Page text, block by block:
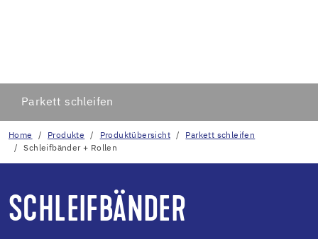
Parkett schleifen
Home Produkte Produktübersicht
Parkett schleifen
Schleifbänder + Rollen
SCHLEIFBÄNDER